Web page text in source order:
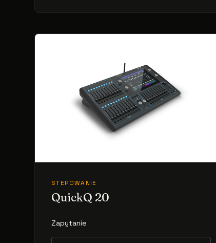
STEROWANIE
QuickQ 20
Zapytanie